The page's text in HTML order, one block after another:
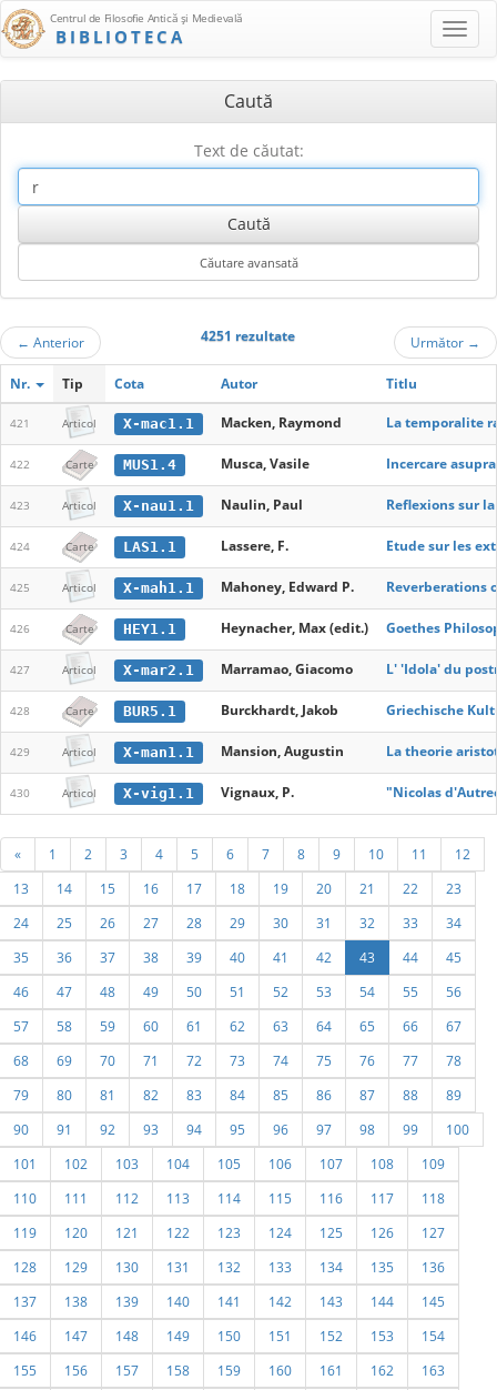
Centrul de Filosofie Antică şi Medievală
BIBLIOTECA
Caută
Text de căutat:
← Anterior 4251 rezultate Următor →
Nr. Tip Cota Autor Titlu
421 Articol X-mac1.1 Macken, Raymond La temporalite
422 Carte MUS1.4 Musca, Vasile Incercare
423 Articol X-nau1.1 Naulin, Paul Reflexions sur
424 Carte LAS1.1 Lassere, F. Etude sur les
425 Articol X-mah1.1 Mahoney, Edward P. Reverberations
426 Carte HEY1.1 Heynacher, Max (edit.) Goethes
427 Articol X-mar2.1 Marramao, Giacomo L' 'Idola' du
428 Carte BUR5.1 Burckhardt, Jakob Griechische
429 Articol X-man1.1 Mansion, Augustin La theorie
430 Articol X-vig1.1 Vignaux, P. "Nicolas
« 1 2 3 4 5 6 7 8 9 10 11
12
13
14 15 16 17 18 19 20 21 22
23
24
25 26 27 28 29 30 31 32 33
34
35
36 37 38 39 40 41 42 43 44
45
46
47 48 49 50 51 52 53 54 55
56
57
58 59 60 61 62 63 64 65 66
67
68
69 70 71 72 73 74 75 76 77
78
79
80 81 82 83 84 85 86 87 88
89
90
91 92 93 94 95 96 97 98 99
100
101
102 103 104 105 106 107 108
109
110
111 112 113 114 115 116 117
118
119
120 121 122 123 124 125 126
127
128
129 130 131 132 133 134 135
136
137
138 139 140 141 142 143 144
145
146
147 148 149 150 151 152 153
154
155
156 157 158 159 160 161 162
163